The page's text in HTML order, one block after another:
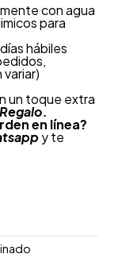
con agua
para
hábiles
un toque extra
en línea?
y te